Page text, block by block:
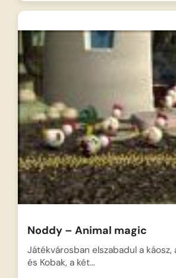
Noddy – Animal magic
Játékvárosban elszabadul a
és Kobak, a két…